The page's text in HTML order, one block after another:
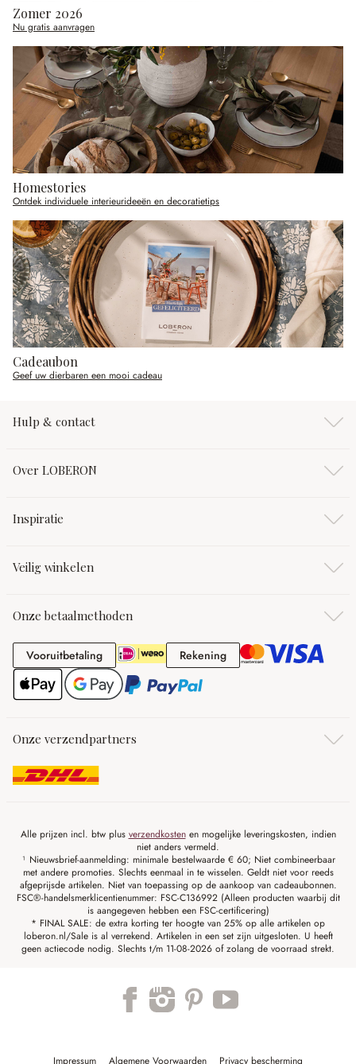
Zomer 2026
Nu gratis aanvragen
Homestories
Ontdek individuele interieurideeën en decoratietips
Cadeaubon
Geef uw dierbaren een mooi cadeau
Hulp & contact
Over LOBERON
Inspiratie
Veilig winkelen
Onze betaalmethoden
VooruitbetalingVooruitbetaling RekeningRekening
Onze verzendpartners
Alle prijzen incl. btw plus verzendkostenen mogelijke leveringskosten, indien
niet anders vermeld.
¹ Nieuwsbrief-aanmelding: minimale bestelwaarde € 60; Niet combineerbaar
met andere promoties. Slechts eenmaal in te wisselen. Geldt niet voor reeds
afgeprijsde artikelen. Niet van toepassing op de aankoop van cadeaubonnen.
FSC®-handelsmerklicentienummer: FSC-C136992 (Alleen producten waarbij dit
is aangegeven hebben een FSC-certificering)
* FINAL SALE: de extra korting ter hoogte van 25% op alle artikelen op
loberon.nl/Sale is al verrekend. Artikelen in een set zijn uitgesloten. U heeft
geen actiecode nodig. Slechts t/m 11-08-2026 of zolang de voorraad strekt.
Impressum Algemene Voorwaarden Privacy bescherming